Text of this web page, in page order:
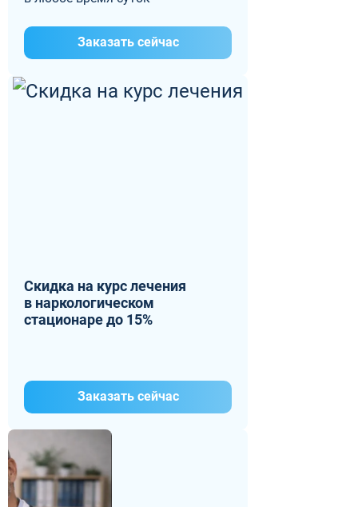
Заказать сейчас
Скидка на курс лечения
в наркологическом
стационаре до 15%
Заказать сейчас